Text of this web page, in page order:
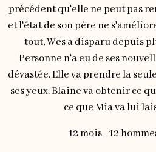
précédent qu'elle ne peut pas
et l'état de son père ne
tout, Wes a disparu depuis
Personne n'a eu de ses
dévastée. Elle va prendre la
ses yeux. Blaine va obtenir ce
ce que Mia va lui
12 mois - 12